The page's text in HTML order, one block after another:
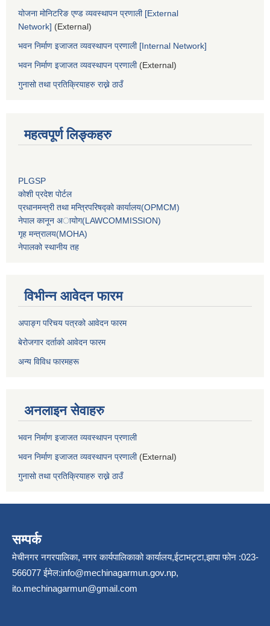
योजना मोनिटरिङ एण्ड व्यवस्थापन प्रणाली [External
Network] (External)
भवन निर्माण इजाजत व्यवस्थापन प्रणाली [Internal Network]
भवन निर्माण इजाजत व्यवस्थापन प्रणाली(External)
गुनासो तथा प्रतिक्रियाहरु राख्ने ठाउँ
महत्वपूर्ण लिङ्कहरु
PLGSP
कोशी प्रदेश पोर्टल
प्रधानमन्‍त्री तथा मन्‍त्रिपरिषद्को कार्यालय(OPMCM)
नेपाल कानून अायोग(LAWCOMMISSION)
गृह मन्‍त्रालय(MOHA)
नेपालको स्थानीय तह
विभीन्न आवेदन फारम
अपाङ्ग परिचय पत्रको आवेदन फारम
बेरोजगार दर्ताको आवेदन फारम
अन्य विविध फारमहरू
अनलाइन सेवाहरु
भवन निर्माण इजाजत व्यवस्थापन प्रणाली
भवन निर्माण इजाजत व्यवस्थापन प्रणाली(External)
गुनासो तथा प्रतिक्रियाहरु राख्ने ठाउँ
सम्पर्क
मेचीनगर नगरपालिका, नगर कार्यपालिकाको कार्यालय,ईटाभट्टा,झापा फोन :023-
566077 ईमेल:info@mechinagarmun.gov.np,
ito.mechinagarmun@gmail.com